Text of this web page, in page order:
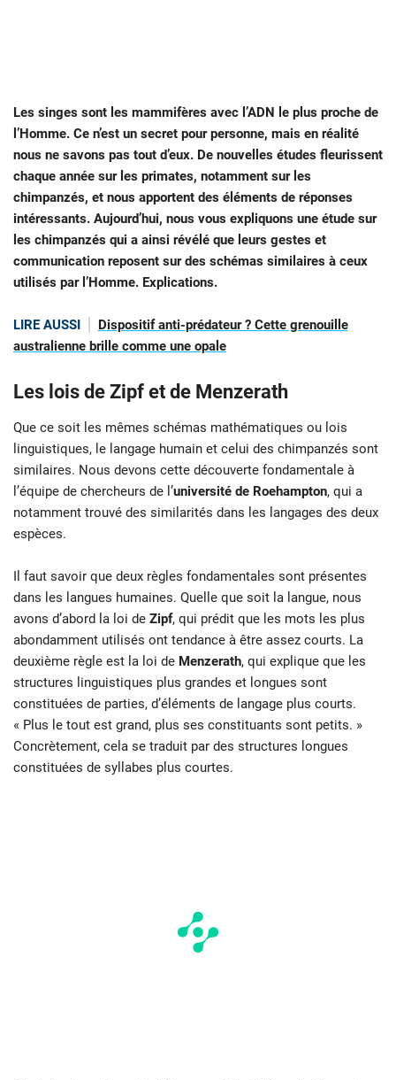
Les singes sont les mammifères avec l’ADN le plus proche de
l’Homme. Ce n’est un secret pour personne, mais en réalité
nous ne savons pas tout d’eux. De nouvelles études fleurissent
chaque année sur les primates, notamment sur les
chimpanzés, et nous apportent des éléments de réponses
intéressants. Aujourd’hui, nous vous expliquons une étude sur
les chimpanzés qui a ainsi révélé que leurs gestes et
communication reposent sur des schémas similaires à ceux
utilisés par l’Homme. Explications.
LIRE AUSSI
Dispositif anti-prédateur ? Cette grenouille
australienne brille comme une opale
Les lois de Zipf et de Menzerath
Que ce soit les mêmes schémas mathématiques ou lois
linguistiques, le langage humain et celui des chimpanzés sont
similaires. Nous devons cette découverte fondamentale à
l’équipe de chercheurs de l’université de Roehampton, qui a
notamment trouvé des similarités dans les langages des deux
espèces.
Il faut savoir que deux règles fondamentales sont présentes
dans les langues humaines. Quelle que soit la langue, nous
avons d’abord la loi de Zipf, qui prédit que les mots les plus
abondamment utilisés ont tendance à être assez courts. La
deuxième règle est la loi de Menzerath, qui explique que les
structures linguistiques plus grandes et longues sont
constituées de parties, d’éléments de langage plus courts.
« Plus le tout est grand, plus ses constituants sont petits. »
Concrètement, cela se traduit par des structures longues
constituées de syllabes plus courtes.